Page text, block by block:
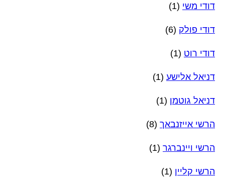
דודי משי (1)
דודי פולק (6)
דודי רוט (1)
דניאל אלישע (1)
דניאל גוטמן (1)
הרשי אייזנבאך (8)
הרשי ויינברגר (1)
הרשי קליין (1)